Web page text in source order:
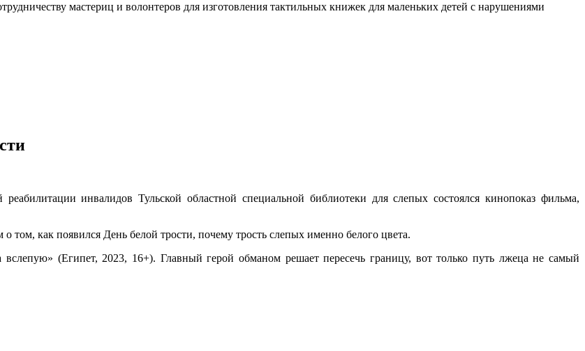
мастериц и волонтеров для изготовления тактильных книжек для маленьких детей с нарушениями
инвалидов Тульской областной специальной библиотеки для слепых состоялся кинопоказ фильма,
том, как появился День белой трости, почему трость слепых именно белого цвета.
(Египет, 2023, 16+). Главный герой обманом решает пересечь границу, вот только путь лжеца не самый